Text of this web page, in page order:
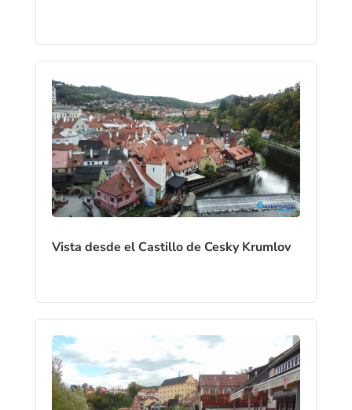
Vista desde el Castillo de Cesky Krumlov